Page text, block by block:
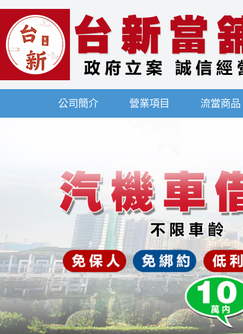
公司簡介 營業項目 流當商品